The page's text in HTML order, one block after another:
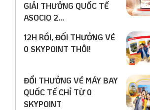
GIẢI THƯỞNG QUỐC TẾ
ASOCIO 2...
12H RỒI, ĐỔI THƯỞNG VÉ
0 SKYPOINT THÔI!
ĐỔI THƯỞNG VÉ MÁY BAY
QUỐC TẾ CHỈ TỪ 0
SKYPOINT